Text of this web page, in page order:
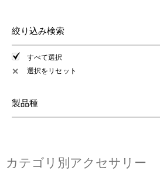
絞り込み検索
すべて選択
✕ 選択をリセット
製品種
カテゴリ別アクセサリー